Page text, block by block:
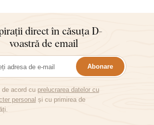
direct în căsuța D-
voastră de email
Abonare
de acord cu prelucrarea datelor cu
personal și cu primirea de